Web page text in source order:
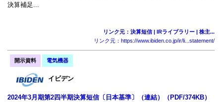
決算補足...
リンク元：決算短信 | IRライブラリー | 株主...
リンク元：https://www.ibiden.co.jp/ir/li...statement/
開示資料 電気機器
イビデン
2024年3月期第2四半期決算短信〔日本基準〕（連結）（PDF/374KB）